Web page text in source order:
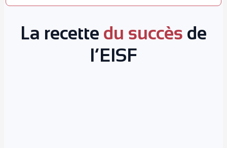
La recette du succès de
l’EISF